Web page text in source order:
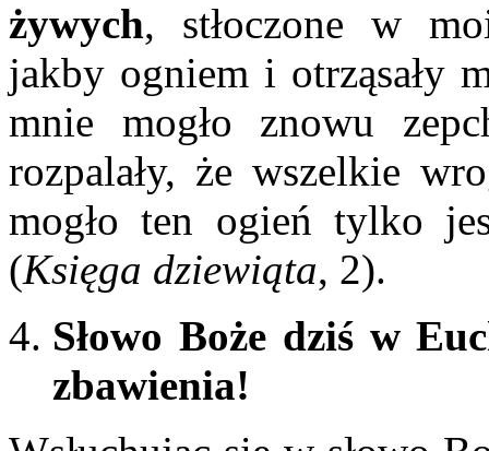
żywych, stłoczone w
jakby ogniem i otrząsały
mnie mogło znowu
rozpalały, że wszelkie
mogło ten ogień tylko
(Księga dziewiąta, 2).
Słowo Boże dziś w
zbawienia!